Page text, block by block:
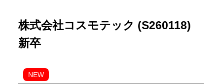
株式会社コスモテック (S260118)
新卒
NEW